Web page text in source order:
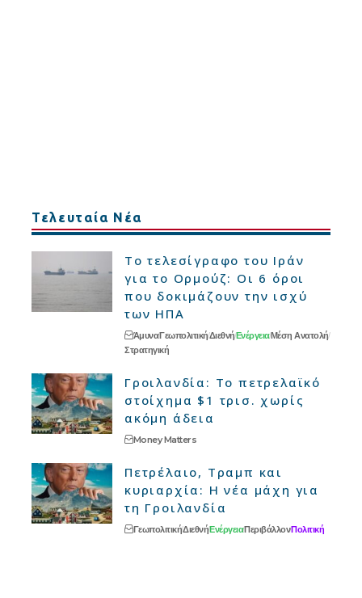
Τελευταία Νέα
Το τελεσίγραφο του Ιράν
για το Ορμούζ: Οι 6 όροι
που δοκιμάζουν την ισχύ
των ΗΠΑ
ΆμυναΓεωπολιτικήΔιεθνήΕνέργειαΜέση Ανατολή
Στρατηγική
Γροιλανδία: Το πετρελαϊκό
στοίχημα $1 τρισ. χωρίς
ακόμη άδεια
Money Matters
Πετρέλαιο, Τραμπ και
κυριαρχία: Η νέα μάχη για
τη Γροιλανδία
ΓεωπολιτικήΔιεθνήΕνέργειαΠεριβάλλονΠολιτική